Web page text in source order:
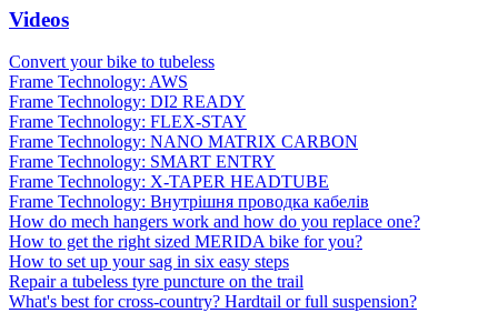
Videos
Convert your bike to tubeless
Frame Technology: AWS
Frame Technology: DI2 READY
Frame Technology: FLEX-STAY
Frame Technology: NANO MATRIX CARBON
Frame Technology: SMART ENTRY
Frame Technology: X-TAPER HEADTUBE
Frame Technology: Внутрішня проводка кабелів
How do mech hangers work and how do you replace one?
How to get the right sized MERIDA bike for you?
How to set up your sag in six easy steps
Repair a tubeless tyre puncture on the trail
What's best for cross-country? Hardtail or full suspension?